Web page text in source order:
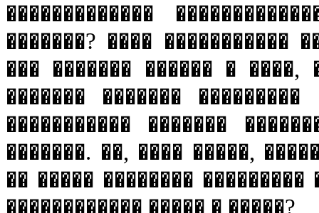
�������������
�������? ���� �����������
��� ������� ������ � ����,
������� �������
����������� �������
�������. ��, ���� �����,
�� ����� ��������
������������ ����� � �����?